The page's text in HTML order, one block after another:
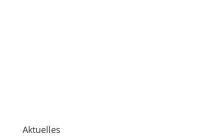
Aktuelles